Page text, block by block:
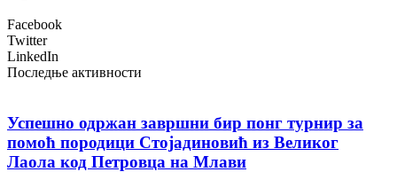
Facebook
Twitter
LinkedIn
Последње активности
Успешно одржан завршни бир понг турнир за
помоћ породици Стојадиновић из Великог
Лаола код Петровца на Млави